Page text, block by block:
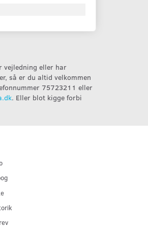
vejledning eller har
så er du altid velkommen
75723211 eller
. Eller blot kigge forbi